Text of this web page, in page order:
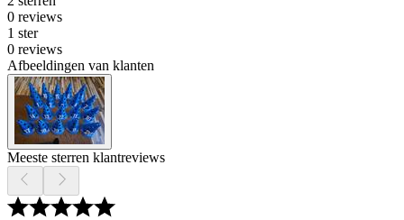
0 reviews
1 ster
0 reviews
Afbeeldingen van klanten
Meeste sterren klantreviews